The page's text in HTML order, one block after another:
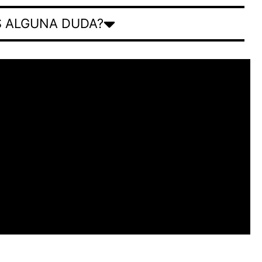
ALGUNA DUDA?